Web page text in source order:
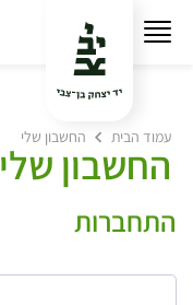
עמוד הבית החשבון שלי
החשבון שלי
התחברות